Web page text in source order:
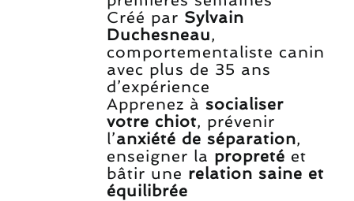
Créé par Sylvain
Duchesneau,
comportementaliste canin
avec plus de 35 ans
d’expérience
Apprenez à socialiser
votre chiot, prévenir
l’anxiété de séparation,
enseigner la propreté et
bâtir une relation saine et
équilibrée